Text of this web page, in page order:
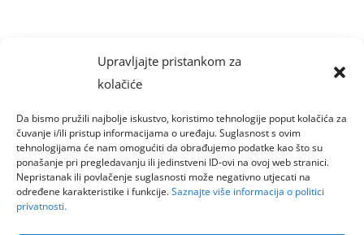
Upravljajte pristankom za
kolačiće
Da bismo pružili najbolje iskustvo, koristimo tehnologije poput kolačića za
čuvanje i/ili pristup informacijama o uređaju. Suglasnost s ovim
tehnologijama će nam omogućiti da obrađujemo podatke kao što su
ponašanje pri pregledavanju ili jedinstveni ID-ovi na ovoj web stranici.
Nepristanak ili povlačenje suglasnosti može negativno utjecati na
određene karakteristike i funkcije.Saznajte više informacija o politici
privatnosti.